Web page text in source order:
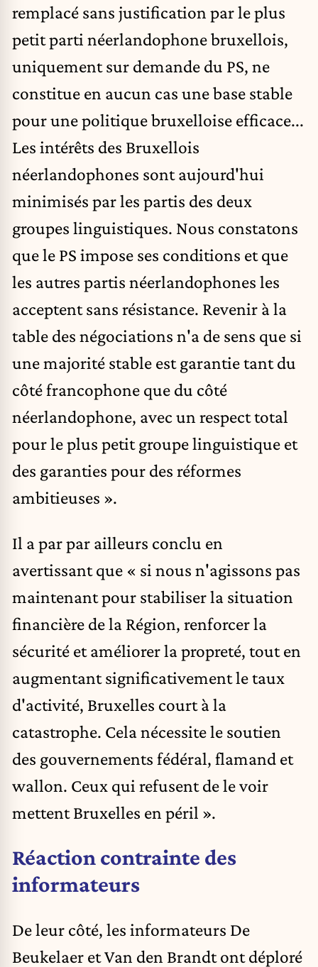
remplacé sans justification par le plus
petit parti néerlandophone bruxellois,
uniquement sur demande du PS, ne
constitue en aucun cas une base stable
pour une politique bruxelloise efficace...
Les intérêts des Bruxellois
néerlandophones sont aujourd'hui
minimisés par les partis des deux
groupes linguistiques. Nous constatons
que le PS impose ses conditions et que
les autres partis néerlandophones les
acceptent sans résistance. Revenir à la
table des négociations n'a de sens que si
une majorité stable est garantie tant du
côté francophone que du côté
néerlandophone, avec un respect total
pour le plus petit groupe linguistique et
des garanties pour des réformes
ambitieuses ».
Il a par par ailleurs conclu en
avertissant que « si nous n'agissons pas
maintenant pour stabiliser la situation
financière de la Région, renforcer la
sécurité et améliorer la propreté, tout en
augmentant significativement le taux
d'activité, Bruxelles court à la
catastrophe. Cela nécessite le soutien
des gouvernements fédéral, flamand et
wallon. Ceux qui refusent de le voir
mettent Bruxelles en péril ».
Réaction contrainte des
informateurs
De leur côté, les informateurs De
Beukelaer et Van den Brandt ont déploré